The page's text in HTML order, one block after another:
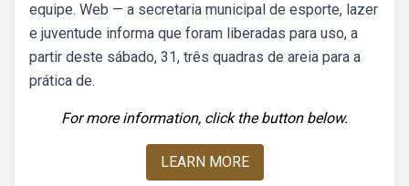
equipe. Web — a secretaria municipal de esporte, lazer
e juventude informa que foram liberadas para uso, a
partir deste sábado, 31, três quadras de areia para a
prática de.
For more information, click the button below.
LEARN MORE